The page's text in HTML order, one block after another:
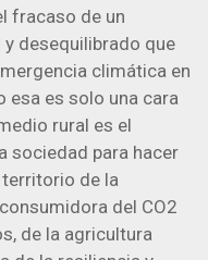
fracaso de un
desequilibrado que
climática en
esa es solo una cara
rural es el
sociedad para hacer
de la
del CO2
de la agricultura